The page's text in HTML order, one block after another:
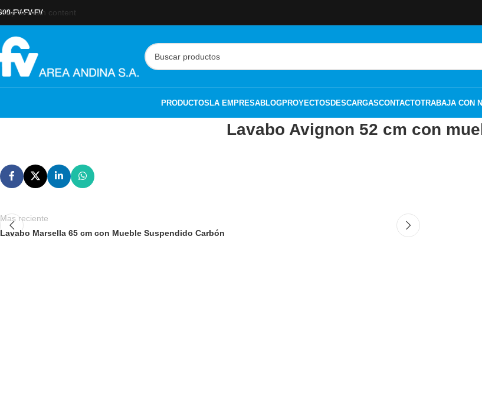
Skip to main content
FV-FV-FV
PRODUCTOSLA EMPRESABLOGPROYECTOSDESCARGASCONTACTOTRABAJA CON
Lavabo Avignon 52 cm con
Mas reciente
Lavabo Marsella 65 cm con Mueble Suspendido Carbón